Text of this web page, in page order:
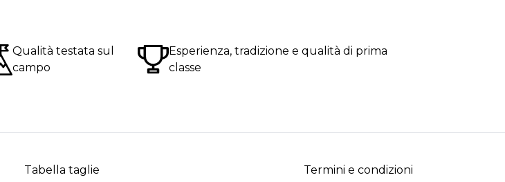
Qualità testata sul
campo
Esperienza, tradizione e qualità di prima
classe
Tabella taglie Termini e condizioni